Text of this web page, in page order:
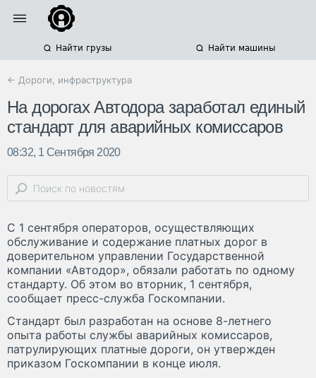
Найти грузы Найти машины
← Дороги, инфраструктура
На дорогах Автодора заработал единый
стандарт для аварийных комиссаров
08:32, 1 Сентября 2020
С 1 сентября операторов, осуществляющих
обслуживание и содержание платных дорог в
доверительном управлении Государственной
компании «Автодор», обязали работать по одному
стандарту. Об этом во вторник, 1 сентября,
сообщает пресс-служба Госкомпании.
Стандарт был разработан на основе 8-летнего
опыта работы службы аварийных комиссаров,
патрулирующих платные дороги, он утвержден
приказом Госкомпании в конце июля.